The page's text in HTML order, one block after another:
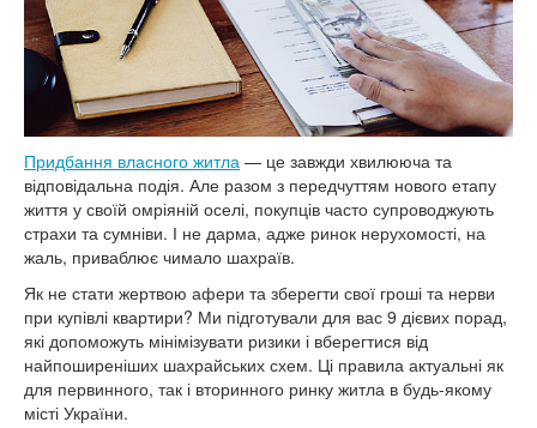
Придбання власного житла — це завжди хвилююча та
відповідальна подія. Але разом з передчуттям нового етапу
життя у своїй омріяній оселі, покупців часто супроводжують
страхи та сумніви. І не дарма, адже ринок нерухомості, на
жаль, приваблює чимало шахраїв.
Як не стати жертвою афери та зберегти свої гроші та нерви
при купівлі квартири? Ми підготували для вас 9 дієвих порад,
які допоможуть мінімізувати ризики і вберегтися від
найпоширеніших шахрайських схем. Ці правила актуальні як
для первинного, так і вторинного ринку житла в будь-якому
місті України.